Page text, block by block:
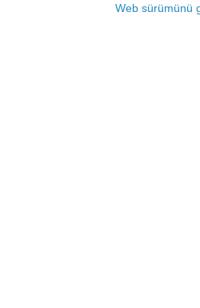
Web sürümünü